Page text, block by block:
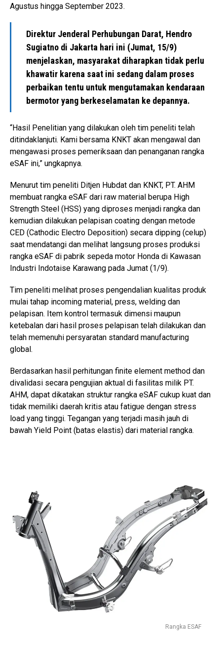
Agustus hingga September 2023.
Direktur Jenderal Perhubungan Darat, Hendro
Sugiatno di Jakarta hari ini (Jumat, 15/9)
menjelaskan, masyarakat diharapkan tidak perlu
khawatir karena saat ini sedang dalam proses
perbaikan tentu untuk mengutamakan kendaraan
bermotor yang berkeselamatan ke depannya.
“Hasil Penelitian yang dilakukan oleh tim peneliti telah
ditindaklanjuti. Kami bersama KNKT akan mengawal dan
mengawasi proses pemeriksaan dan penanganan rangka
eSAF ini,” ungkapnya.
Menurut tim peneliti Ditjen Hubdat dan KNKT, PT. AHM
membuat rangka eSAF dari raw material berupa High
Strength Steel (HSS) yang diproses menjadi rangka dan
kemudian dilakukan pelapisan coating dengan metode
CED (Cathodic Electro Deposition) secara dipping (celup)
saat mendatangi dan melihat langsung proses produksi
rangka eSAF di pabrik sepeda motor Honda di Kawasan
Industri Indotaise Karawang pada Jumat (1/9).
Tim peneliti melihat proses pengendalian kualitas produk
mulai tahap incoming material, press, welding dan
pelapisan. Item kontrol termasuk dimensi maupun
ketebalan dari hasil proses pelapisan telah dilakukan dan
telah memenuhi persyaratan standard manufacturing
global.
Berdasarkan hasil perhitungan finite element method dan
divalidasi secara pengujian aktual di fasilitas milik PT.
AHM, dapat dikatakan struktur rangka eSAF cukup kuat dan
tidak memiliki daerah kritis atau fatigue dengan stress
load yang tinggi. Tegangan yang terjadi masih jauh di
bawah Yield Point (batas elastis) dari material rangka.
Rangka ESAF